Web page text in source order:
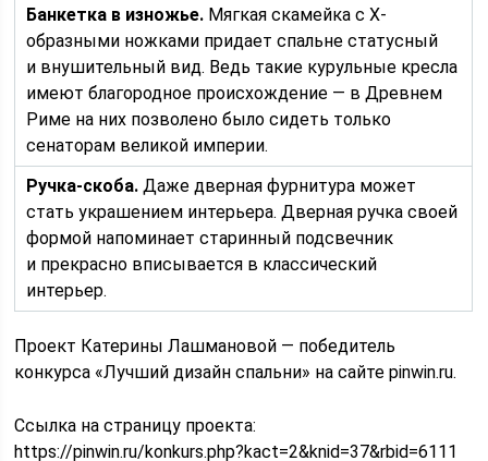
Банкетка в изножье. Мягкая скамейка с X-
образными ножками придает спальне статусный
и внушительный вид. Ведь такие курульные кресла
имеют благородное происхождение — в Древнем
Риме на них позволено было сидеть только
сенаторам великой империи.
Ручка-скоба. Даже дверная фурнитура может
стать украшением интерьера. Дверная ручка своей
формой напоминает старинный подсвечник
и прекрасно вписывается в классический
интерьер.
Проект Катерины Лашмановой — победитель
конкурса «Лучший дизайн спальни» на сайте pinwin.ru.
Ссылка на страницу проекта:
https://pinwin.ru/konkurs.php?kact=2&knid=37&rbid=6111